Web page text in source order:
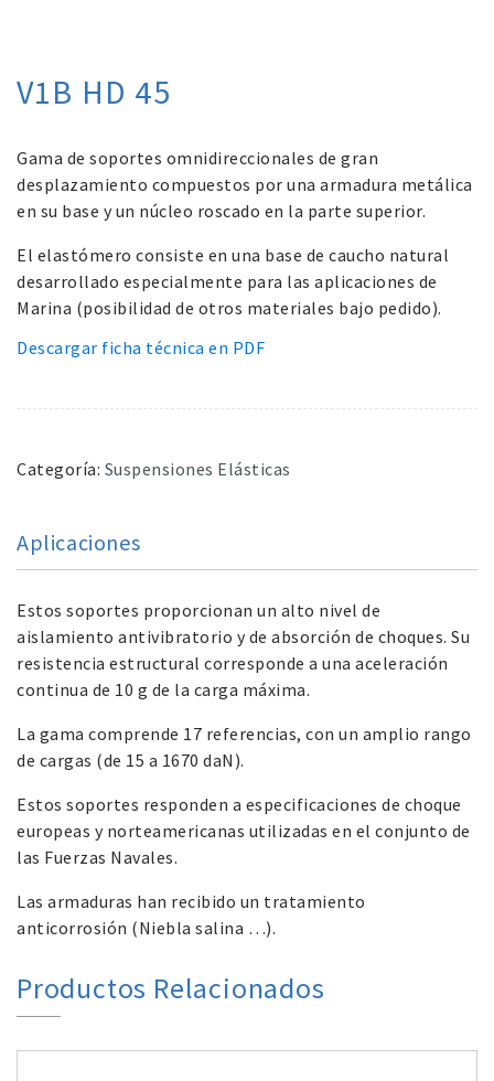
V1B HD 45
Gama de soportes omnidireccionales de gran
desplazamiento compuestos por una armadura metálica
en su base y un núcleo roscado en la parte superior.
El elastómero consiste en una base de caucho natural
desarrollado especialmente para las aplicaciones de
Marina (posibilidad de otros materiales bajo pedido).
Descargar ficha técnica en PDF
Categoría: Suspensiones Elásticas
Aplicaciones
Estos soportes proporcionan un alto nivel de
aislamiento antivibratorio y de absorción de choques. Su
resistencia estructural corresponde a una aceleración
continua de 10 g de la carga máxima.
La gama comprende 17 referencias, con un amplio rango
de cargas (de 15 a 1670 daN).
Estos soportes responden a especificaciones de choque
europeas y norteamericanas utilizadas en el conjunto de
las Fuerzas Navales.
Las armaduras han recibido un tratamiento
anticorrosión (Niebla salina …).
Productos Relacionados